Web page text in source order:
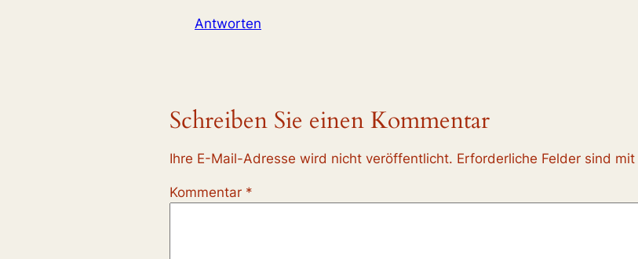
Antworten
Schreiben Sie einen Kommentar
Ihre E-Mail-Adresse wird nicht veröffentlicht. Erforderliche Felder sind mit
Kommentar *